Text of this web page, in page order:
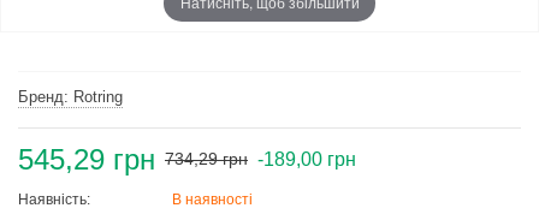
Бренд: Rotring
545,29 грн 734,29 грн -189,00 грн
Наявність:
В наявності